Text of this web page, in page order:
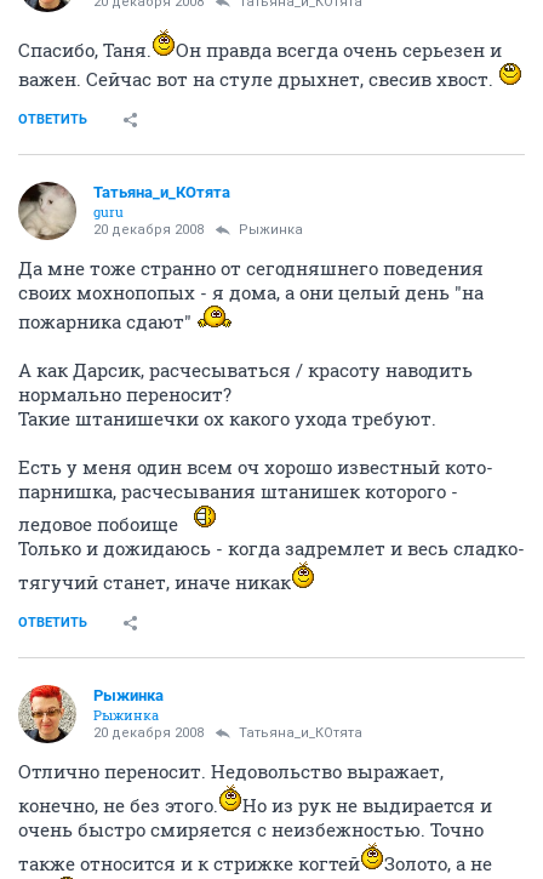
Спасибо, Таня.
Он правда всегда очень серьезен и
важен. Сейчас вот на стуле дрыхнет, свесив хвост.
ОТВЕТИТЬ
Татьяна_и_КОтята
guru
20 декабря 2008 Рыжинка
Да мне тоже странно от сегодняшнего поведения
своих мохнопопых - я дома, а они целый день "на
пожарника сдают"
А как Дарсик, расчесываться / красоту наводить
нормально переносит?
Такие штанишечки ох какого ухода требуют.
Есть у меня один всем оч хорошо известный кото-
парнишка, расчесывания штанишек которого -
ледовое побоище
Только и дожидаюсь - когда задремлет и весь сладко-
тягучий станет, иначе никак
ОТВЕТИТЬ
Рыжинка
Рыжинка
20 декабря 2008 Татьяна_и_КОтята
Отлично переносит. Недовольство выражает,
конечно, не без этого.
Но из рук не выдирается и
очень быстро смиряется с неизбежностью. Точно
также относится и к стрижке когтей
Золото, а не